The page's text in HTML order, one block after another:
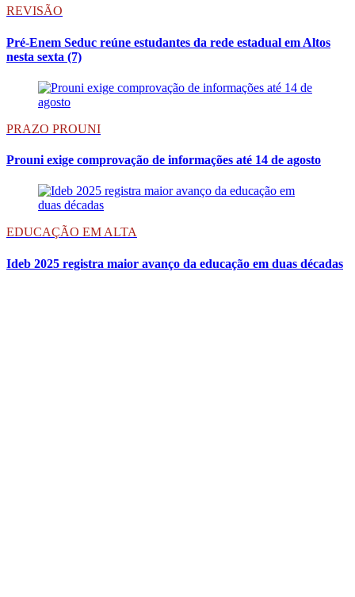
REVISÃO
Pré-Enem Seduc reúne estudantes da rede estadual em Altos
nesta sexta (7)
PRAZO PROUNI
Prouni exige comprovação de informações até 14 de agosto
EDUCAÇÃO EM ALTA
Ideb 2025 registra maior avanço da educação em duas décadas